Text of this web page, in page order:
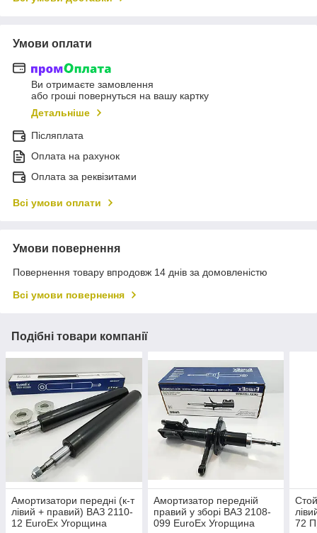
Умови оплати
Ви отримаєте замовлення
або гроші повернуться на вашу картку
Детальніше
Післяплата
Оплата на рахунок
Оплата за реквізитами
Всі умови оплати
Умови повернення
Повернення товару впродовж 14 днів за домовленістю
Всі умови повернення
Подібні товари компанії
Амортизатори передні (к-т
лівий + правий) ВАЗ 2110-
12 EuroEx Угорщина
Амортизатор передній
правий у зборі ВАЗ 2108-
099 EuroEx Угорщина
72